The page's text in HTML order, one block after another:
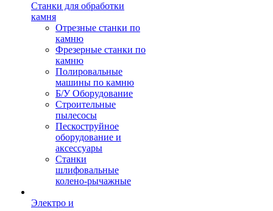
Станки для обработки
камня
Отрезные станки по
камню
Фрезерные станки по
камню
Полировальные
машины по камню
Б/У Оборудование
Строительные
пылесосы
Пескоструйное
оборудование и
аксессуары
Станки
шлифовальные
колено-рычажные
Электро и